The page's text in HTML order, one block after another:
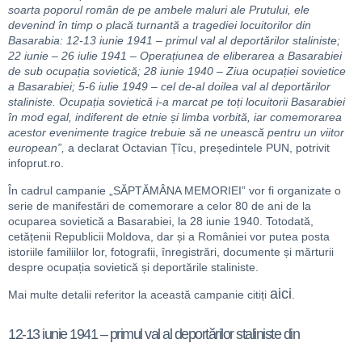
soarta poporul român de pe ambele maluri ale Prutului, ele
devenind în timp o placă turnantă a tragediei locuitorilor din
Basarabia: 12-13 iunie 1941 – primul val al deportărilor staliniste;
22 iunie – 26 iulie 1941 – Operațiunea de eliberarea a Basarabiei
de sub ocupația sovietică; 28 iunie 1940 – Ziua ocupației sovietice
a Basarabiei; 5-6 iulie 1949 – cel de-al doilea val al deportărilor
staliniste. Ocupația sovietică i-a marcat pe toți locuitorii Basarabiei
în mod egal, indiferent de etnie și limba vorbită, iar comemorarea
acestor evenimente tragice trebuie să ne unească pentru un viitor
european”, a declarat Octavian Țîcu, președintele PUN, potrivit
infoprut.ro.
În cadrul campanie „SĂPTĂMÂNA MEMORIEI” vor fi organizate o
serie de manifestări de comemorare a celor 80 de ani de la
ocuparea sovietică a Basarabiei, la 28 iunie 1940. Totodată,
cetățenii Republicii Moldova, dar și a României vor putea posta
istoriile familiilor lor, fotografii, înregistrări, documente și mărturii
despre ocupația sovietică și deportările staliniste.
Mai multe detalii referitor la această campanie citiți aici.
12-13 iunie 1941 – primul val al deportărilor staliniste din